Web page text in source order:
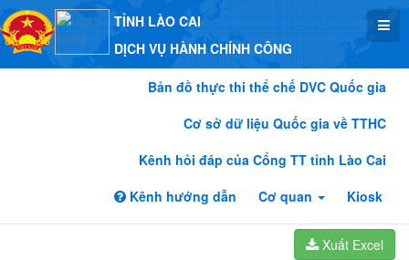
TỈNH LÀO CAI
DỊCH VỤ HÀNH CHÍNH CÔNG
Bản đồ thực thi thể chế DVC Quốc gia
Cơ sở dữ liệu Quốc gia về TTHC
Kênh hỏi đáp của Cổng TT tỉnh Lào Cai
Kênh hướng dẫn
Cơ quan Kiosk
Xuất Excel